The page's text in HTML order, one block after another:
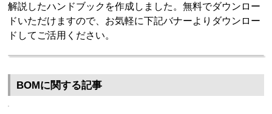
解説したハンドブックを作成しました。無料でダウンロー
ドいただけますので、お気軽に下記バナーよりダウンロー
ドしてご活用ください。
BOMに関する記事